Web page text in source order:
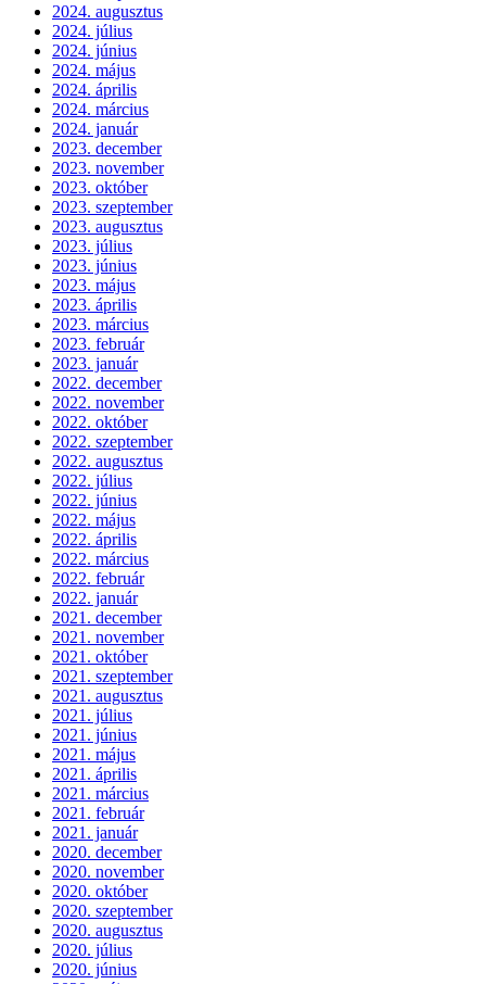
2024. augusztus
2024. július
2024. június
2024. május
2024. április
2024. március
2024. január
2023. december
2023. november
2023. október
2023. szeptember
2023. augusztus
2023. július
2023. június
2023. május
2023. április
2023. március
2023. február
2023. január
2022. december
2022. november
2022. október
2022. szeptember
2022. augusztus
2022. július
2022. június
2022. május
2022. április
2022. március
2022. február
2022. január
2021. december
2021. november
2021. október
2021. szeptember
2021. augusztus
2021. július
2021. június
2021. május
2021. április
2021. március
2021. február
2021. január
2020. december
2020. november
2020. október
2020. szeptember
2020. augusztus
2020. július
2020. június